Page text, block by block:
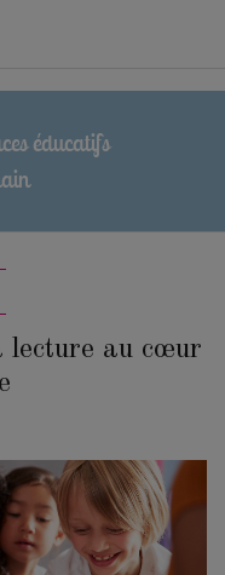
éducatifs
lecture au cœur